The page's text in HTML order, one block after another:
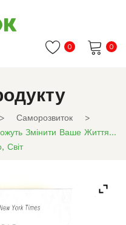
0
0
> Саморозвиток
>
Змінити Ваше Життя…
Світ